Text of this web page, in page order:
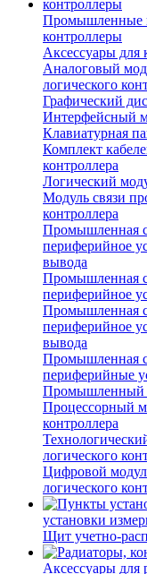
Промышленные
контроллеры
Аксессуары для
Аналоговый
логического
Графический
Интерфейсный
Клавиатурная
Комплект
контроллера
Логический
Модуль связи
контроллера
Промышленная
периферийное
вывода
Промышленная
периферийное
Промышленная
периферийное
вывода
Промышленная
периферийные
Промышленный
Процессорный
контроллера
логического
Цифровой
логического
установки
Щит учетно-
Аксессуары для